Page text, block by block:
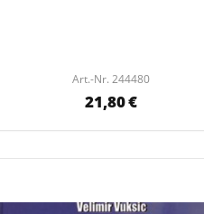
Art.-Nr. 244480
21,80 €